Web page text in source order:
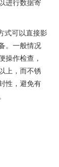
进行数据寄
式可以直接影
。一般情况
操作检查，
上，而不锈
性，避免有